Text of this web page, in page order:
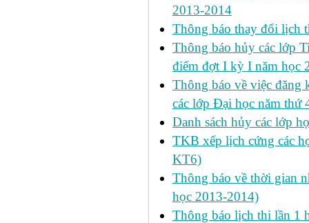
2013-2014
Thông báo thay đổi lịch
Thông báo hủy các lớp
điểm đợt I kỳ I năm học
Thông báo về việc đăng
các lớp Đại học năm thứ
Danh sách hủy các lớp
TKB xếp lịch cứng các
KT6)
Thông báo về thời gian
học 2013-2014)
Thông báo lịch thi lần 1